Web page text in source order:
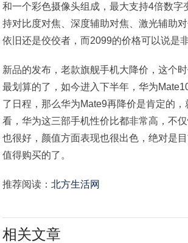
和一个彩色摄像头组成，最大支持4倍数字
持对比度对焦、深度辅助对焦、激光辅助
依旧还是佼佼者，而2099的价格可以说是
新品的发布，老款旗舰手机大降价，这个
最划算的了，如今进入下半年，华为
了日程，那么华为Mate9再降价是肯定的
看，华为这三部手机性价比都非常高，不
也很好，颜值方面表现也很出色，绝对是
值得购买的了。
推荐阅读：北方生活网
相关文章